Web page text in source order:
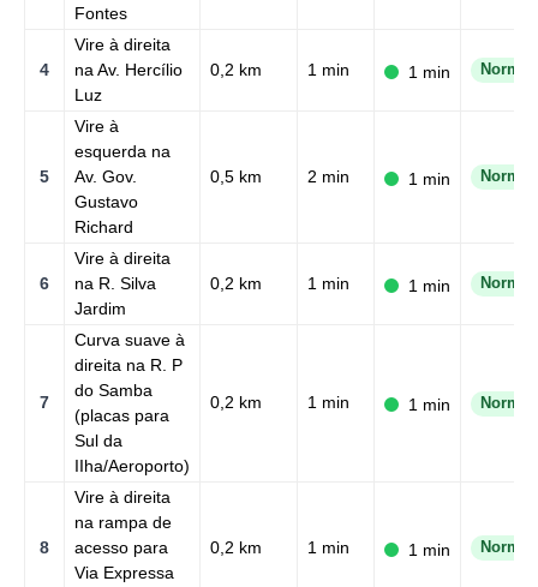
Fontes
4
Vire à direita
na Av. Hercílio
Luz
0,2 km 1 min 1 min Normal
5
Vire à
esquerda na
Av. Gov.
Gustavo
Richard
0,5 km 2 min 1 min Normal
6
Vire à direita
na R. Silva
Jardim
0,2 km 1 min 1 min Normal
7
Curva suave à
direita na R. P
do Samba
(placas para
Sul da
IIha/Aeroporto)
0,2 km 1 min 1 min Normal
8
Vire à direita
na rampa de
acesso para
Via Expressa
0,2 km 1 min 1 min Normal